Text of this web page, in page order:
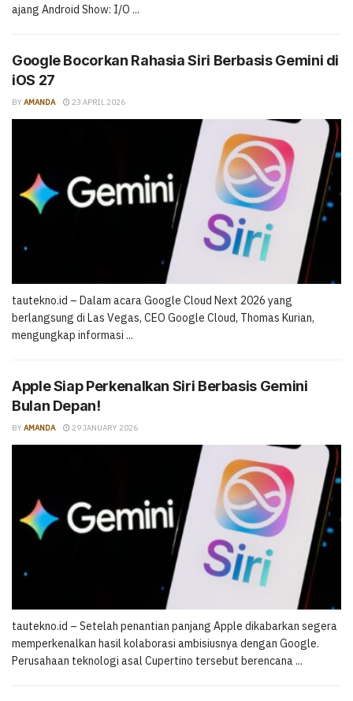
ajang Android Show: I/O ...
Google Bocorkan Rahasia Siri Berbasis Gemini di
iOS 27
BY AMANDA 23 APRIL 2026
tautekno.id – Dalam acara Google Cloud Next 2026 yang
berlangsung di Las Vegas, CEO Google Cloud, Thomas Kurian,
mengungkap informasi ...
Apple Siap Perkenalkan Siri Berbasis Gemini
Bulan Depan!
BY AMANDA 29 JANUARY 2026
tautekno.id – Setelah penantian panjang Apple dikabarkan segera
memperkenalkan hasil kolaborasi ambisiusnya dengan Google.
Perusahaan teknologi asal Cupertino tersebut berencana ...